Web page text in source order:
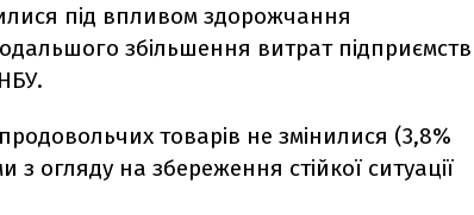
під впливом здорожчання
збільшення витрат підприємств
товарів не змінилися (3,8%
огляду на збереження стійкої ситуації